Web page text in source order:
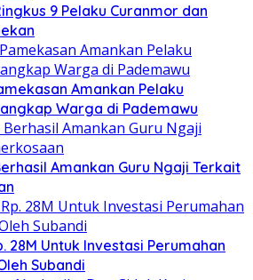
9 Pelaku Curanmor dan
Amankan Pelaku
Warga di Pademawu
Amankan Guru Ngaji Terkait
28M Untuk Investasi Perumahan
Subandi